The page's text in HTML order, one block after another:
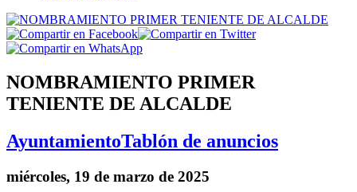
NOMBRAMIENTO PRIMER
TENIENTE DE ALCALDE
AyuntamientoTablón de anuncios
miércoles, 19 de marzo de 2025